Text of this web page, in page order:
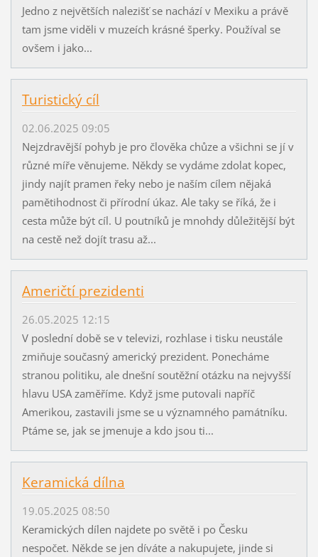
Jedno z největších nalezišť se nachází v Mexiku a právě
tam jsme viděli v muzeích krásné šperky. Používal se
ovšem i jako...
Turistický cíl
02.06.2025 09:05
Nejzdravější pohyb je pro člověka chůze a všichni se jí v
různé míře věnujeme. Někdy se vydáme zdolat kopec,
jindy najít pramen řeky nebo je naším cílem nějaká
pamětihodnost či přírodní úkaz. Ale taky se říká, že i
cesta může být cíl. U poutníků je mnohdy důležitější být
na cestě než dojít trasu až...
Američtí prezidenti
26.05.2025 12:15
V poslední době se v televizi, rozhlase i tisku neustále
zmiňuje současný americký prezident. Ponecháme
stranou politiku, ale dnešní soutěžní otázku na nejvyšší
hlavu USA zaměříme. Když jsme putovali napříč
Amerikou, zastavili jsme se u významného památníku.
Ptáme se, jak se jmenuje a kdo jsou ti...
Keramická dílna
19.05.2025 08:50
Keramických dílen najdete po světě i po Česku
nespočet. Někde se jen díváte a nakupujete, jinde si